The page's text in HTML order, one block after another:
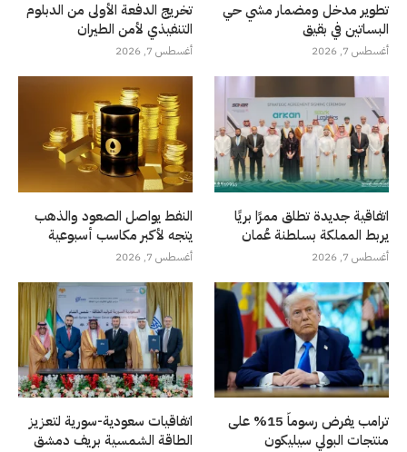
تطوير مدخل ومضمار مشي حي
البساتين في بقيق
أغسطس 7, 2026
تخريج الدفعة الأولى من الدبلوم
التنفيذي لأمن الطيران
أغسطس 7, 2026
اتفاقية جديدة تطلق ممرًا بريًا
يربط المملكة بسلطنة عُمان
أغسطس 7, 2026
النفط يواصل الصعود والذهب
يتجه لأكبر مكاسب أسبوعية
أغسطس 7, 2026
ترامب يفرض رسوماً 15% على
منتجات البولي سيليكون
اتفاقيات سعودية-سورية لتعزيز
الطاقة الشمسية بريف دمشق